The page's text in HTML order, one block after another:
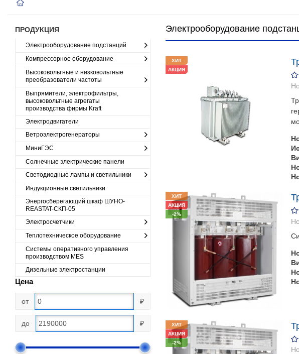
ПРОДУКЦИЯ
Электрооборудование подстанций
Компрессорное оборудование
Высоковольтные и низковольтные
преобразователи частоты
Выпрямители, электрофильтры,
высоковольтные агрегаты
производства фирмы Kraft
Электродвигатели
Ветроэлектрогенераторы
МиниГЭС
Солнечные электрические панели
Светодиодные лампы и светильники
Индукционные светильники
Энергосберегающий шкаф ШУНО-
REASTAT-СКП-05
Электросчетчики
Теплотехническое оборудование
Cистемы оперативного управления
производством MES
Дизельные электростанции
Цена
от ₽
до ₽
Электрооборудование
ХИТ
АКЦИЯ
ХИТ
АКЦИЯ
-2%
ХИТ
АКЦИЯ
-2%